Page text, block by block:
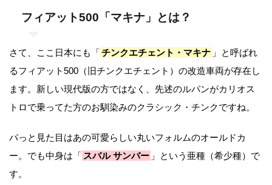
フィアット500「マキナ」とは？
さて、ここ日本にも「チンクエチェント・ マキナ 」と呼ばれ
るフィアット500（旧チンクエチェント）の改造車両が存在し
ます。新しい現代版の方ではなく、先述のルパンがカリオス
トロで乗ってた方のお馴染みのクラシック・チンクですね。
パっと見た目はあの可愛らしい丸いフォルムのオールドカ
ー。でも中身は「 スバル サンバー 」という亜種（希少種）で
す。